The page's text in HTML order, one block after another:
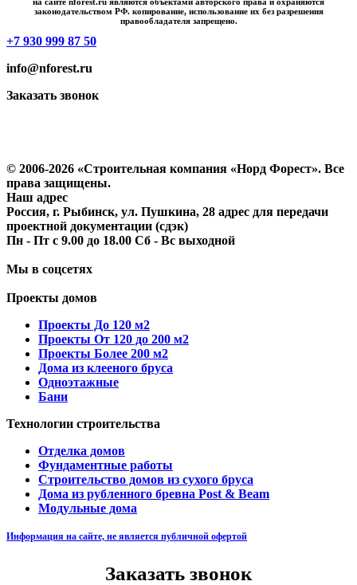
законодательством РФ. копирование, использование их без разрешения
правообладателя запрещено.
+7 930 999 87 50
info@nforest.ru
Заказать звонок
© 2006-2026 «Строительная компания «Норд Форест». Все
права защищены.
Наш адрес
Россия, г. Рыбинск, ул. Пушкина, 28 адрес для передачи
проектной документации (сдэк)
Пн - Пт с 9.00 до 18.00 Сб - Вс выходной
Мы в соцсетях
Проекты домов
Проекты До 120 м2
Проекты От 120 до 200 м2
Проекты Более 200 м2
Дома из клееного бруса
Одноэтажные
Бани
Технологии строительства
Отделка домов
Фундаментные работы
Строительство домов из сухого бруса
Дома из рубленного бревна Post & Beam
Модульные дома
Информация на сайте, не является публичной офертой
Заказать звонок